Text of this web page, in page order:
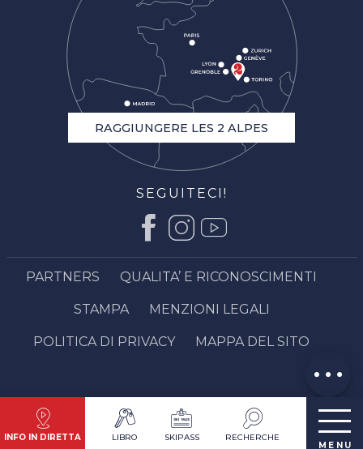
INFO IN DIRETTA LIBRO SKIPASS RECHERCHE
MENU
RAGGIUNGERE LES 2 ALPES
SEGUITECI!
PARTNERS QUALITA’ E RICONOSCIMENTI
STAMPA MENZIONI LEGALI
POLITICA DI PRIVACY MAPPA DEL SITO